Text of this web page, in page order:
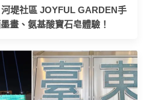
堤社區 JOYFUL GARDEN手
畫、氨基酸寶石皂體驗！